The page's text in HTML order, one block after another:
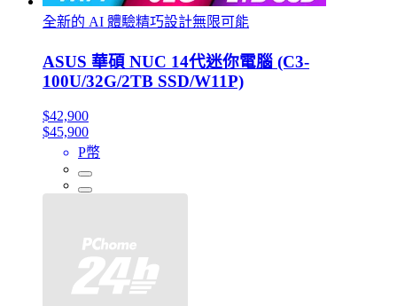
全新的 AI 體驗精巧設計無限可能
ASUS 華碩 NUC 14代迷你電腦 (C3-
100U/32G/2TB SSD/W11P)
$42,900
$45,900
P幣